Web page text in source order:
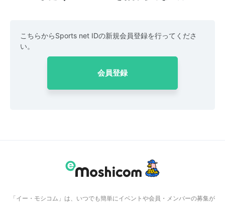
こちらからSports net IDの新規会員登録を行ってくださ
い。
会員登録
「イー・モシコム」は、いつでも簡単にイベントや会員・メンバーの募集が